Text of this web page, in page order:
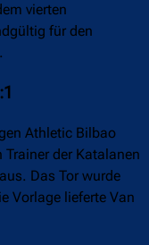
vierten
für den
Athletic Bilbao
der Katalanen
Das Tor wurde
Vorlage lieferte Van